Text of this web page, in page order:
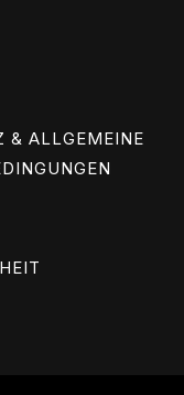
& ALLGEMEINE